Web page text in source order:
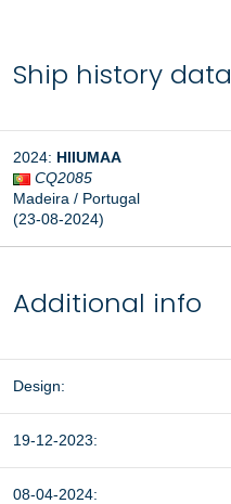
Ship history data
2024: HIIUMAA
CQ2085
Madeira / Portugal
(23-08-2024)
Additional info
Design:
19-12-2023:
08-04-2024: